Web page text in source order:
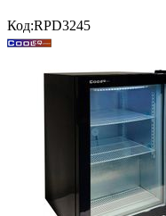
Код:RPD3245